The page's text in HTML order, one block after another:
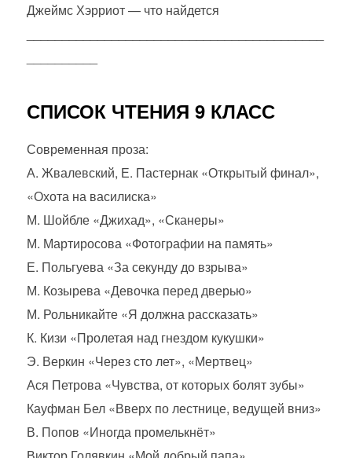
Джеймс Хэрриот — что найдется
СПИСОК ЧТЕНИЯ 9 КЛАСС
Современная проза:
А. Жвалевский, Е. Пастернак «Открытый финал»,
«Охота на василиска»
М. Шойбле «Джихад», «Сканеры»
М. Мартиросова «Фотографии на память»
Е. Польгуева «За секунду до взрыва»
М. Козырева «Девочка перед дверью»
М. Рольникайте «Я должна рассказать»
К. Кизи «Пролетая над гнездом кукушки»
Э. Веркин «Через сто лет», «Мертвец»
Ася Петрова «Чувства, от которых болят зубы»
Кауфман Бел «Вверх по лестнице, ведущей вниз»
В. Попов «Иногда промелькнёт»